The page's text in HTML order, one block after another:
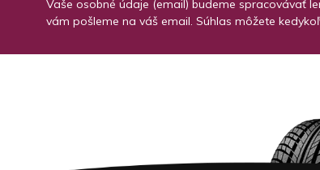
Vaše osobné údaje (email) budeme spracovávať
vám pošleme na váš email. Súhlas môžete